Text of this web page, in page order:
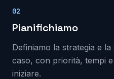
02
Pianifichiamo
Definiamo la strategia e
caso, con priorità, tempi
iniziare.